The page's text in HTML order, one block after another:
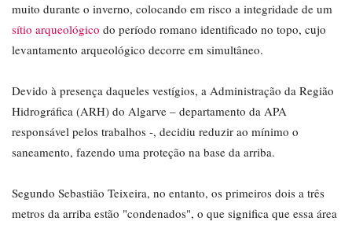
muito durante o inverno, colocando em risco a integridade de um
sítio arqueológico do período romano identificado no topo, cujo
levantamento arqueológico decorre em simultâneo.
Devido à presença daqueles vestígios, a Administração da Região
Hidrográfica (ARH) do Algarve – departamento da APA
responsável pelos trabalhos -, decidiu reduzir ao mínimo o
saneamento, fazendo uma proteção na base da arriba.
Segundo Sebastião Teixeira, no entanto, os primeiros dois a três
metros da arriba estão "condenados", o que significa que essa área